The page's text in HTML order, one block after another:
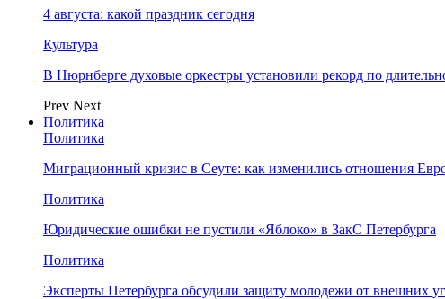
4 августа: какой праздник сегодня
Культура
В Нюрнберге духовые оркестры установили рекорд по
Prev Next
Политика
Политика
Миграционный кризис в Сеуте: как изменились отношения
Политика
Юридические ошибки не пустили «Яблоко» в ЗакС Петербурга
Политика
Эксперты Петербурга обсудили защиту молодежи от внешних